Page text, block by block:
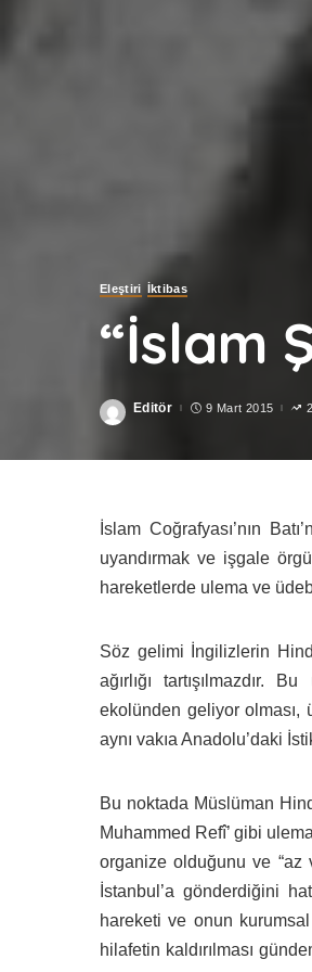
Eleştiri İktibas
“İslam
Posted
Editör 9 Mart 2015
İslam Coğrafyası’nın
uyandırmak ve işgale
hareketlerde ulema ve
Söz gelimi İngilizlerin
ağırlığı tartışılmazdır.
ekolünden geliyor olması,
aynı vakıa Anadolu’daki
Bu noktada Müslüman
Muhammed Refî’ gibi
organize olduğunu ve “az
İstanbul’a gönderdiğini
hareketi ve onun
hilafetin kaldırılması